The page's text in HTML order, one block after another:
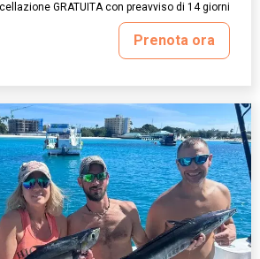
GRATUITA con preavviso di 14 giorni
Prenota ora